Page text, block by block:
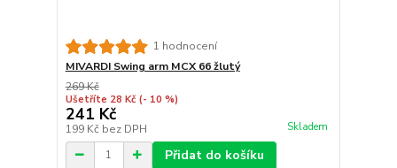
1 hodnocení
MIVARDI Swing arm MCX 66 žlutý
269 Kč
Ušetříte 28 Kč (- 10 %)
241 Kč
199 Kč bez DPH Skladem
Přidat do košíku